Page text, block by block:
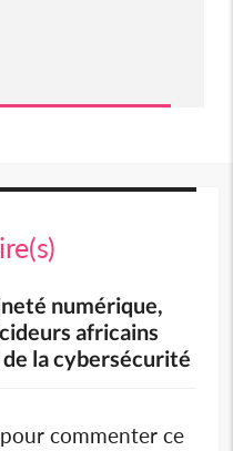
numérique,
africains
la cybersécurité
commenter ce